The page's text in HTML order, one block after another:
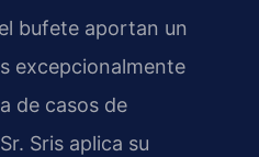
bufete aportan un
excepcionalmente
de casos de
Sris aplica su